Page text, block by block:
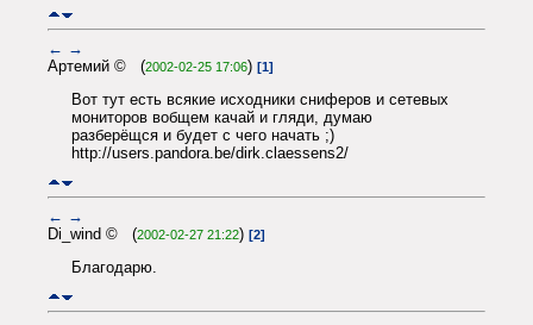
← →
Артемий © (2002-02-25 17:06) [1]
Вот тут есть всякие исходники сниферов и сетевых
мониторов вобщем качай и гляди, думаю
разберёщся и будет с чего начать ;)
http://users.pandora.be/dirk.claessens2/
← →
Di_wind © (2002-02-27 21:22) [2]
Благодарю.